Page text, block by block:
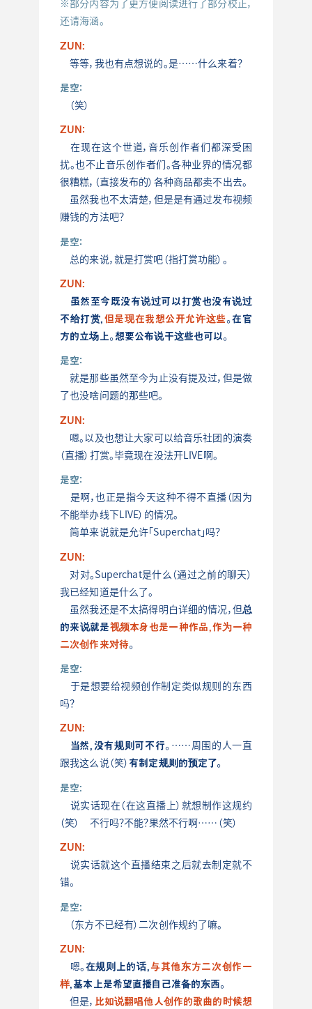
※部分内容为了更方便阅读进行了部分校正，
还请海涵。
ZUN:
等等，我也有点想说的。是……什么来着？
是空：
（笑）
ZUN：
在现在这个世道，音乐创作者们都深受困
扰。也不止音乐创作者们。各种业界的情况都
很糟糕，（直接发布的）各种商品都卖不出去。
虽然我也不太清楚，但是是有通过发布视频
赚钱的方法吧？
是空：
总的来说，就是打赏吧（指打赏功能）。
ZUN:
虽然至今既没有说过可以打赏也没有说过
不给打赏，但是现在我想公开允许这些。在官
方的立场上。想要公布说干这些也可以。
是空：
就是那些虽然至今为止没有提及过，但是做
了也没啥问题的那些吧。
ZUN:
嗯。以及也想让大家可以给音乐社团的演奏
（直播）打赏。毕竟现在没法开LIVE啊。
是空：
是啊，也正是指今天这种不得不直播（因为
不能举办线下LIVE）的情况。
简单来说就是允许「Superchat」吗？
ZUN:
对对。Superchat是什么（通过之前的聊天）
我已经知道是什么了。
虽然我还是不太搞得明白详细的情况，但总
的来说就是视频本身也是一种作品，作为一种
二次创作来对待。
是空:
于是想要给视频创作制定类似规则的东西
吗？
ZUN:
当然，没有规则可不行。 ……周围的人一直
跟我这么说（笑） 有制定规则的预定了。
是空:
说实话现在（在这直播上）就想制作这规约
（笑） 不行吗？不能？果然不行啊……（笑）
ZUN:
说实话就这个直播结束之后就去制定就不
错。
是空:
（东方不已经有）二次创作规约了嘛。
ZUN:
嗯。在规则上的话，与其他东方二次创作一
样，基本上是希望直播自己准备的东西。
但是， 比如说翻唱他人创作的歌曲的时候想